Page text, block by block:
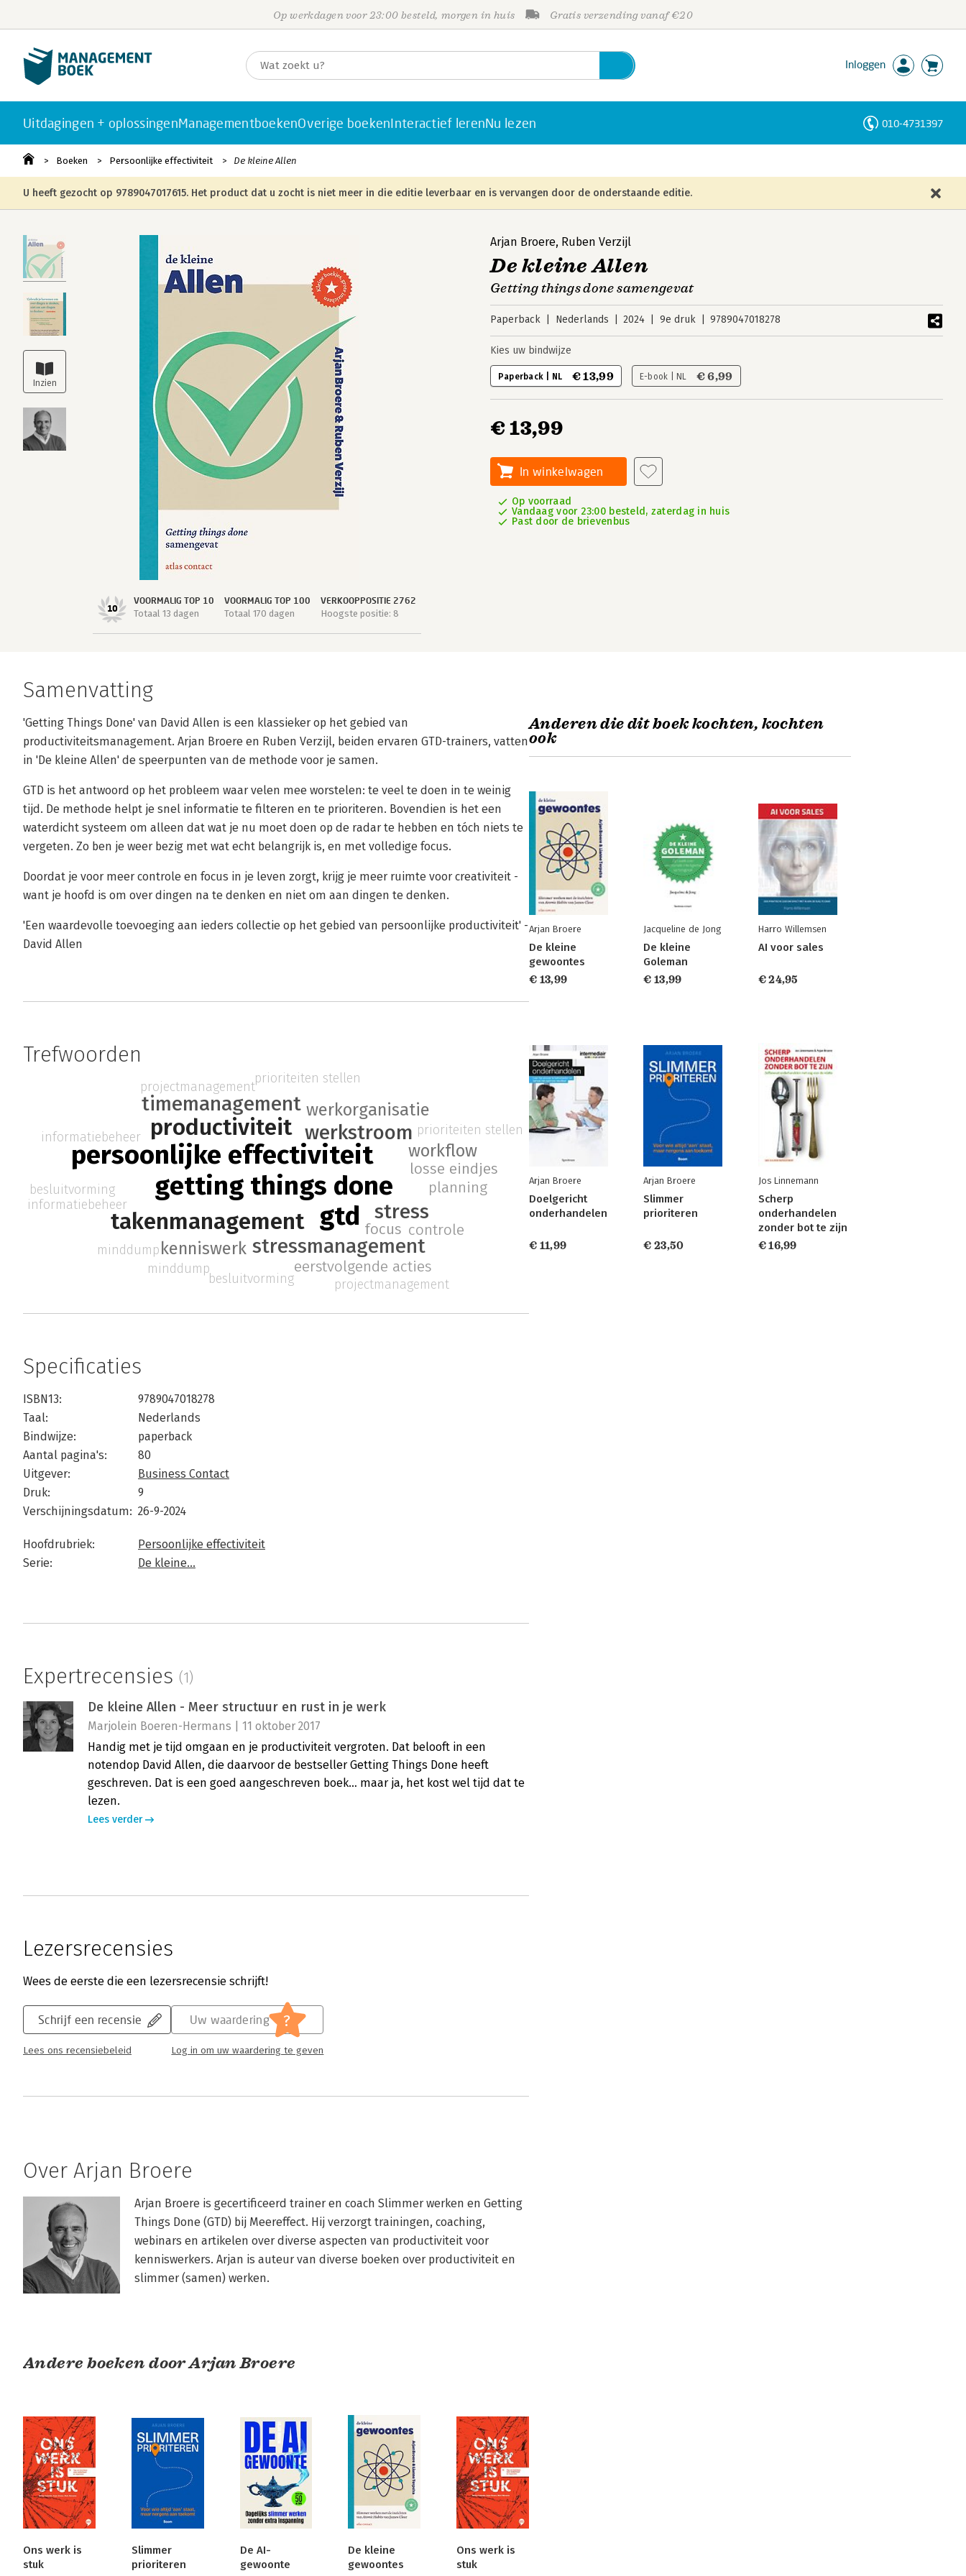
Op werkdagen voor 23:00 besteld, morgen in huis Gratis verzending vanaf €20
Inloggen
Uitdagingen + oplossingenManagementboekenOverige boekenInteractief lerenNu lezen 010-4731397
Boeken Persoonlijke effectiviteit De kleine Allen
U heeft gezocht op 9789047017615. Het product dat u zocht is niet meer in die editie leverbaar en is vervangen door de onderstaande editie.
10
VOORMALIG TOP 10
Totaal 13 dagen
VOORMALIG TOP 100
Totaal 170 dagen
VERKOOPPOSITIE 2762
Hoogste positie: 8
Arjan Broere, Ruben Verzijl
De kleine Allen
Getting things done samengevat
Paperback Nederlands 2024 9e druk 9789047018278
Kies uw bindwijze
Paperback | NL € 13,99 E-book | NL € 6,99
€ 13,99
In winkelwagen
Op voorraad
Vandaag voor 23:00 besteld, zaterdag in huis
Past door de brievenbus
Samenvatting
'Getting Things Done' van David Allen is een klassieker op het gebied van
productiviteitsmanagement. Arjan Broere en Ruben Verzijl, beiden ervaren GTD-trainers, vatten
in 'De kleine Allen' de speerpunten van de methode voor je samen.
GTD is het antwoord op het probleem waar velen mee worstelen: te veel te doen in te weinig
tijd. De methode helpt je snel informatie te filteren en te prioriteren. Bovendien is het een
waterdicht systeem om alleen dat wat je nu moet doen op de radar te hebben en tóch niets te
vergeten. Zo ben je weer bezig met wat echt belangrijk is, en met volledige focus.
Doordat je voor meer controle en focus in je leven zorgt, krijg je meer ruimte voor creativiteit -
want je hoofd is om over dingen na te denken en niet om aan dingen te denken.
'Een waardevolle toevoeging aan ieders collectie op het gebied van persoonlijke productiviteit' -
David Allen
Trefwoorden
getting things done
persoonlijke effectiviteit
gtd
takenmanagement
productiviteit
stressmanagement
werkstroom
stress
timemanagement werkorganisatie
kenniswerk
workflow
eerstvolgende acties
focus
losse eindjes
planning
controle
besluitvorming
informatiebeheer
projectmanagement
minddump
prioriteiten stellen
besluitvorming
informatiebeheer
projectmanagement
minddump
prioriteiten stellen
Specificaties
ISBN13:
9789047018278
Taal:
Nederlands
Bindwijze:
paperback
Aantal pagina's:
80
Uitgever:
Business Contact
Druk:
9
Verschijningsdatum: 26-9-2024
Hoofdrubriek:
Persoonlijke effectiviteit
Serie:
De kleine...
Expertrecensies (1)
De kleine Allen - Meer structuur en rust in je werk
Marjolein Boeren-Hermans | 11 oktober 2017
Handig met je tijd omgaan en je productiviteit vergroten. Dat belooft in een
notendop David Allen, die daarvoor de bestseller Getting Things Done heeft
geschreven. Dat is een goed aangeschreven boek… maar ja, het kost wel tijd dat te
lezen.
Lees verder
Lezersrecensies
Wees de eerste die een lezersrecensie schrijft!
Schrijf een recensie
Lees ons recensiebeleid
Uw waardering ?
Log in om uw waardering te geven
Over Arjan Broere
Arjan Broere is gecertificeerd trainer en coach Slimmer werken en Getting
Things Done (GTD) bij Meereffect. Hij verzorgt trainingen, coaching,
webinars en artikelen over diverse aspecten van productiviteit voor
kenniswerkers. Arjan is auteur van diverse boeken over productiviteit en
slimmer (samen) werken.
Andere boeken door Arjan Broere
Ons werk is
stuk
Slimmer
prioriteren
De AI-
gewoonte
De kleine
gewoontes
Ons werk is
stuk
Anderen die dit boek kochten, kochten
ook
Arjan Broere
De kleine
gewoontes
€ 13,99
Jacqueline de Jong
De kleine
Goleman
€ 13,99
Harro Willemsen
AI voor sales
€ 24,95
Arjan Broere
Doelgericht
onderhandelen
€ 11,99
Arjan Broere
Slimmer
prioriteren
€ 23,50
Jos Linnemann
Scherp
onderhandelen
zonder bot te zijn
€ 16,99
Personen
Trefwoorden